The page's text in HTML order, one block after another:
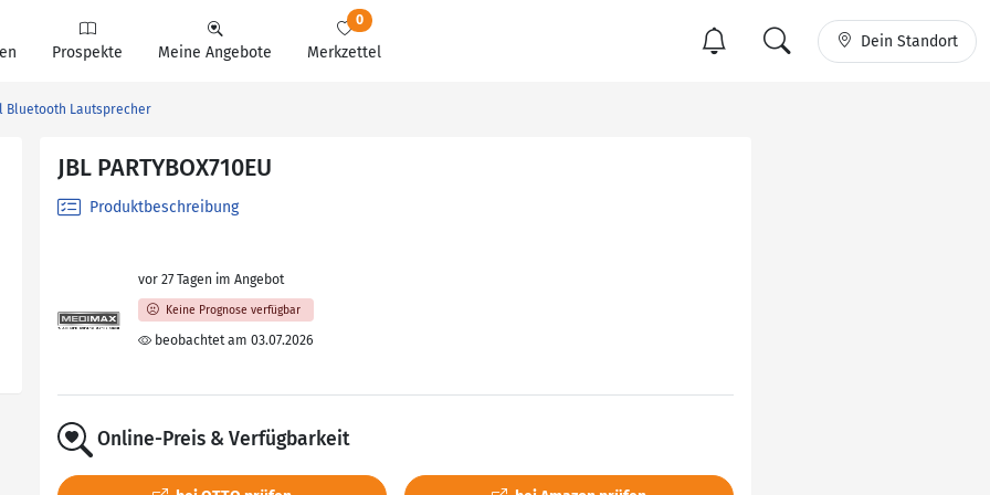
Prospekte Meine Angebote Merkzettel
0
Dein Standort
Bluetooth Lautsprecher
JBL PARTYBOX710EU
Produktbeschreibung
vor 27 Tagen im Angebot
Keine Prognose verfügbar
beobachtet am 03.07.2026
Online-Preis & Verfügbarkeit